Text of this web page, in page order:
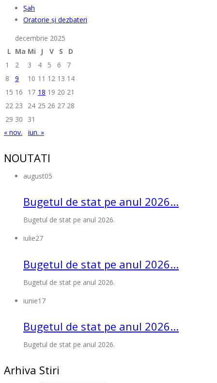
Șah
Oratorie și dezbateri
decembrie 2025
L Ma Mi J V S
D
1
2 3 4 5 6
7
8
9 10 11 12 13 14
15 16 17 18 19 20 21
22 23 24 25 26 27 28
29 30
31
« nov.
iun. »
NOUTATI
august05
Bugetul de stat pe anul 2026...
Bugetul de stat pe anul 2026.
iulie27
Bugetul de stat pe anul 2026...
Bugetul de stat pe anul 2026.
iunie17
Bugetul de stat pe anul 2026...
Bugetul de stat pe anul 2026.
Arhiva Stiri